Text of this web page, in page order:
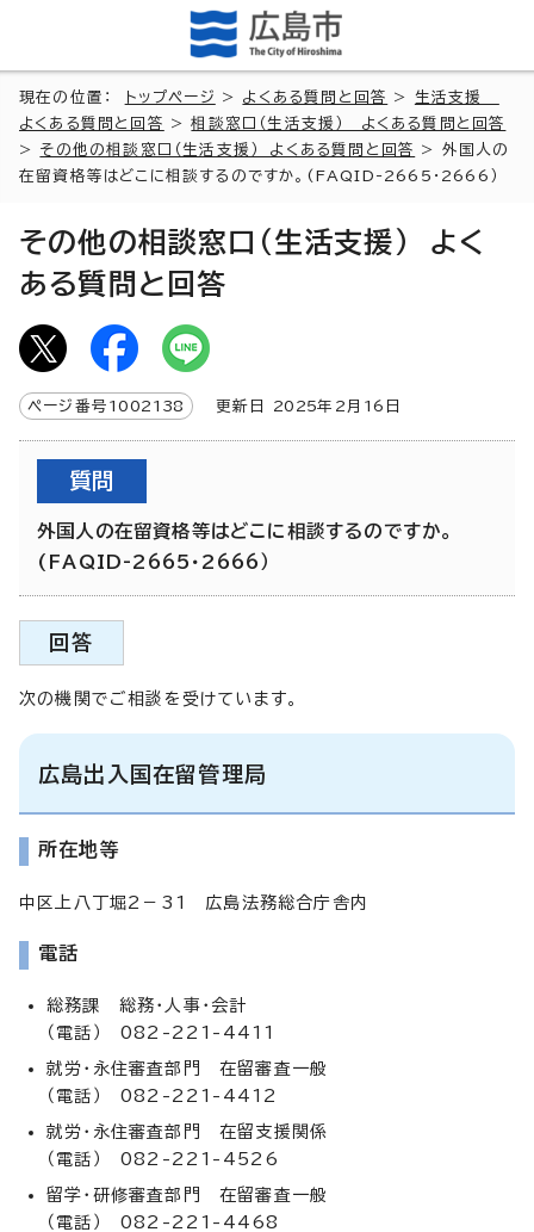
現在の位置： トップページ > よくある質問と回答 > 生活支援
よくある質問と回答
>相談窓口（生活支援） よくある質問と回答
> その他の相談窓口（生活支援） よくある質問と回答
> 外国人の
在留資格等はどこに相談するのですか。(FAQID-2665・2666）
その他の相談窓口（生活支援） よく
ある質問と回答
ページ番号 1002138 更新日 2025年2月 16 日
質問
外国人の在留資格等はどこに相談するのですか。
(FAQID-2665・2666）
回答
次の機関でご相談を受けています。
広島出入国在留管理局
所在地等
中区上八丁堀2－31 広島法務総合庁舎内
電話
総務課 総務・人事・会計
（電話） 082-221-4411
就労・永住審査部門 在留審査一般
（電話） 082-221-4412
就労・永住審査部門 在留支援関係
（電話） 082-221-4526
留学・研修審査部門 在留審査一般
（電話） 082-221-4468